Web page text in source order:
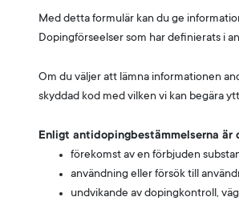
Med detta formulär kan du ge
Dopingförseelser som har definierats i
Om du väljer att lämna informationen
skyddad kod med vilken vi kan begära
Enligt antidopingbestämmelserna är
förekomst av en förbjuden
användning eller försök till
undvikande av dopingkontroll,